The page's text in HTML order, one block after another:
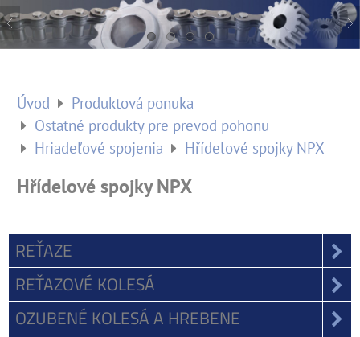
Úvod
Produktová ponuka
Ostatné produkty pre prevod pohonu
Hriadeľové spojenia
Hřídelové spojky NPX
Hřídelové spojky NPX
REŤAZE
REŤAZOVÉ KOLESÁ
OZUBENÉ KOLESÁ A HREBENE